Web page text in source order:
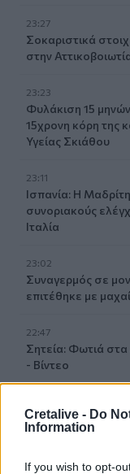
Cretalive - Do
Information
If you wish to opt-
23:27
Σοκαριστικά
στην
23:23
Φυλάκιση 15
15χρονη κόρη της
Υγείας Σκιάθου
23:11
Ισπανία: Η
συνοριακούς
Ιταλία
23:02
Συναγερμός σε
επιτέθηκε με
22:47
Σητεία: Φωτιά
- Βίντεο
Βρετανία: Κατά
δύο δολοφονίες